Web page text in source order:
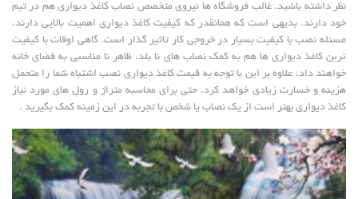
نظر داشته باشید. غالب فروشگاه ها نیروی متخصص نصاب کاغذ دیواری هم در تیم
خود دارند. بدیهی است که همانقدر که کیفیت کاغذ دیواری اهمیت بالایی دارند،
مسئله نصب با کیفیت بسیار در خروجی کار تاثیر گذار است. گاهی اوقات با کیفیت
ترین کاغذ دیواری ها هم به کمک نصاب های نا بلد، ظاهر نا مناسبی به فضای خانه
خواهند داد، علاوه بر این با توجه به قیمت کاغذ دیواری نصب اشتباه شما را متحمل
هزینه و خسارت زیادی خواهد کرد. حتی برای محاسبه متراژ و رول های مورد نیاز
کاغذ دیواری بهتر است از یک نصاب یا شخص با تجربه در این زمینه کمک بگیرید .